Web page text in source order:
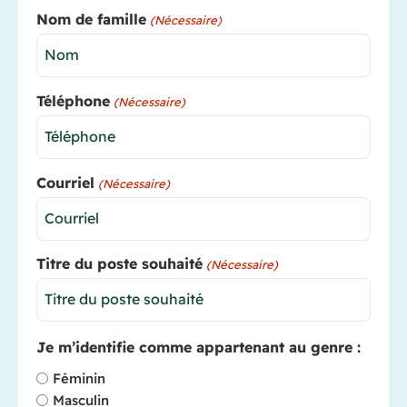
Nom de famille (Nécessaire)
Téléphone (Nécessaire)
Courriel (Nécessaire)
Titre du poste souhaité (Nécessaire)
Je m’identifie comme appartenant au genre :
Féminin
Masculin